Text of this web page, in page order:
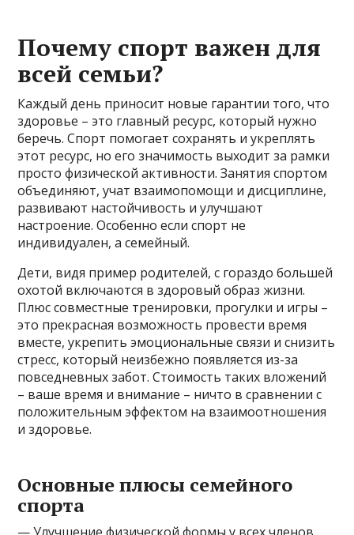
Почему спорт важен для
всей семьи?
Каждый день приносит новые гарантии того, что
здоровье – это главный ресурс, который нужно
беречь. Спорт помогает сохранять и укреплять
этот ресурс, но его значимость выходит за рамки
просто физической активности. Занятия спортом
объединяют, учат взаимопомощи и дисциплине,
развивают настойчивость и улучшают
настроение. Особенно если спорт не
индивидуален, а семейный.
Дети, видя пример родителей, с гораздо большей
охотой включаются в здоровый образ жизни.
Плюс совместные тренировки, прогулки и игры –
это прекрасная возможность провести время
вместе, укрепить эмоциональные связи и снизить
стресс, который неизбежно появляется из-за
повседневных забот. Стоимость таких вложений
– ваше время и внимание – ничто в сравнении с
положительным эффектом на взаимоотношения
и здоровье.
Основные плюсы семейного
спорта